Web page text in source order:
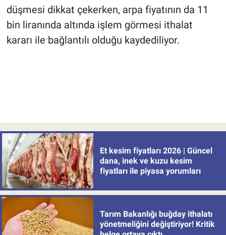
düşmesi dikkat çekerken, arpa fiyatının da 11
bin liranında altında işlem görmesi ithalat
kararı ile bağlantılı olduğu kaydediliyor.
Et kesim fiyatları 2026 | Güncel
dana, inek ve kuzu kesim
fiyatları ile piyasa yorumları
Tarım Bakanlığı buğday ithalatı
yönetmeliğini değiştiriyor! Kritik